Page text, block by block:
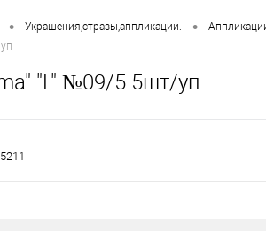
• Украшения,стразы,аппликации. •
"L" №09/5 5шт/уп